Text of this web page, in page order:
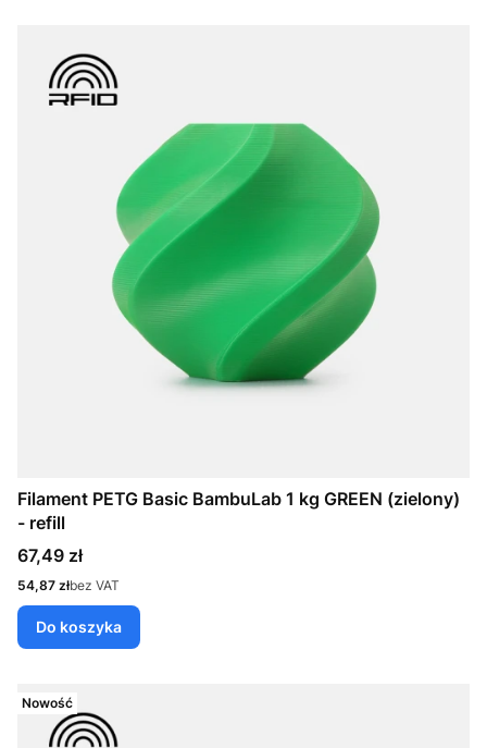
Filament PETG Basic BambuLab 1 kg GREEN (zielony)
- refill
Cena
67,49 zł
Cena
54,87 złbez VAT
Do koszyka
Nowość